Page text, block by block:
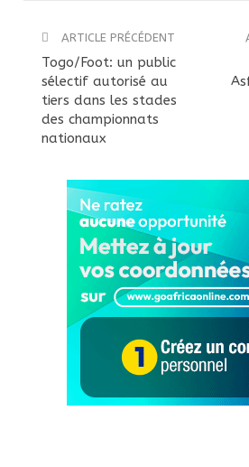
ARTICLE PRÉCÉDENT
Togo/Foot: un public
sélectif autorisé au
tiers dans les stades
des championnats
nationaux